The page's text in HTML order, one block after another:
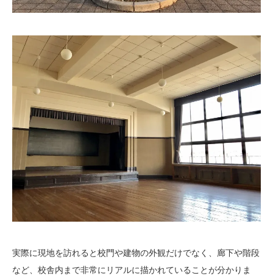
実際に現地を訪れると校門や建物の外観だけでなく、廊下や階段
など、校舎内まで非常にリアルに描かれていることが分かりま